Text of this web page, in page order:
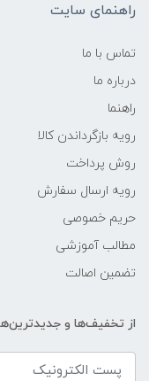
راهنمای سایت
تماس با ما
درباره ما
راهنما
رویه‌ بازگرداندن کالا
روش پرداخت
رویه ارسال سفارش
حریم خصوصی
مطالب آموزشی
تضمین اصالت
از تخفیف‌ها و